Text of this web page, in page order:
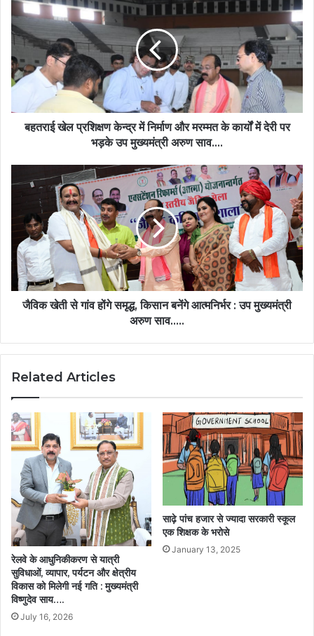
बहतराई खेल प्रशिक्षण केन्द्र में निर्माण और मरम्मत के कार्यों में देरी पर
भड़के उप मुख्यमंत्री अरुण साव….
जैविक खेती से गांव होंगे समृद्ध, किसान बनेंगे आत्मनिर्भर : उप मुख्यमंत्री
अरुण साव…..
Related Articles
रेलवे के आधुनिकीकरण से यात्री
सुविधाओं, व्यापार, पर्यटन और क्षेत्रीय
विकास को मिलेगी नई गति : मुख्यमंत्री
विष्णुदेव साय….
July 16, 2026
साढ़े पांच हजार से ज्यादा सरकारी स्कूल
एक शिक्षक के भरोसे
January 13, 2025